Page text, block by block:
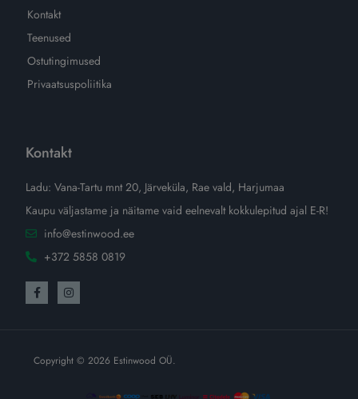
Kontakt
Teenused
Ostutingimused
Privaatsuspoliitika
Kontakt
Ladu: Vana-Tartu mnt 20, Järveküla, Rae vald, Harjumaa
Kaupu väljastame ja näitame vaid eelnevalt kokkulepitud ajal E-R!
info@estinwood.ee
+372 5858 0819
Copyright © 2026 Estinwood OÜ.